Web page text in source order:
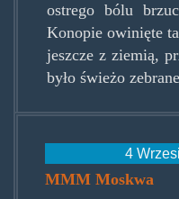
ostrego bólu
Konopie owinięte
jeszcze z ziemią,
było świeżo
4
MMM Moskwa